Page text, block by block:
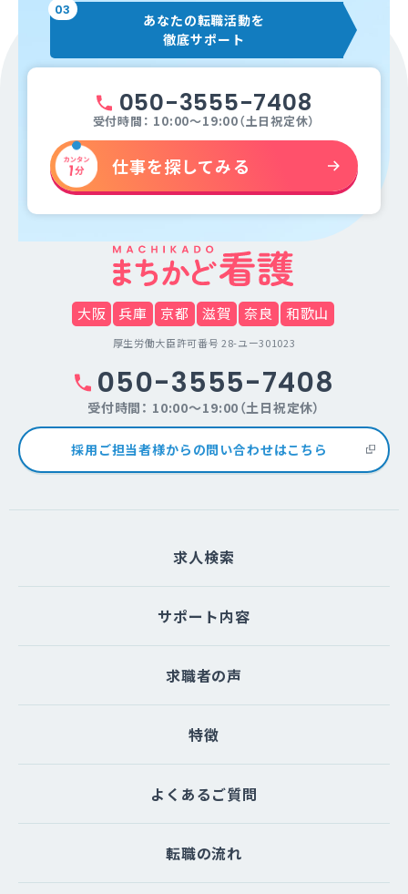
03
あなたの転職活動を
徹底サポート
050-3555-7408
受付時間： 10:00～19:00（土日祝定休）
仕事を探してみる
大阪 兵庫 京都 滋賀 奈良 和歌山
厚生労働大臣許可番号 28-ユー301023
050-3555-7408
受付時間： 10:00～19:00（土日祝定休）
採用ご担当者様からの問い合わせはこちら
求人検索
サポート内容
求職者の声
特徴
よくあるご質問
転職の流れ